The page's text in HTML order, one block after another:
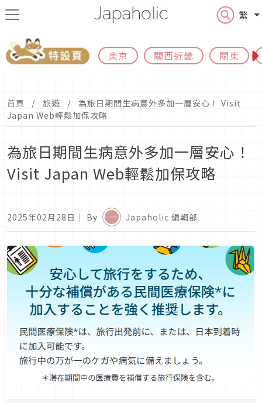
繁
東京 關西近畿 關東
首頁 旅遊
為旅日期間生病意外多加一層安心！ Visit
Japan Web輕鬆加保攻略
為旅日期間生病意外多加一層安心！
Visit Japan Web輕鬆加保攻略
2025年02月28日 ｜ By Japaholic 編輯部